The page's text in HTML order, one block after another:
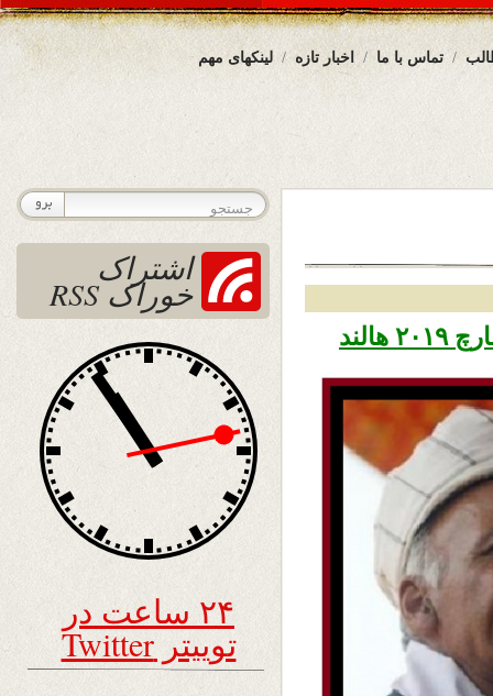
لینکهای مهم اخبار تازه تماس با ما
اشتراک
خوراک RSS
۲۴ ساعت در
توییتر Twitter